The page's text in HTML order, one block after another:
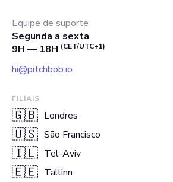
Equipe de suporte
Segunda a sexta
9H — 18H (CET/UTC+1)
hi@pitchbob.io
FILIAIS
🇬🇧 Londres
🇺🇸 São Francisco
🇮🇱 Tel-Aviv
🇪🇪 Tallinn